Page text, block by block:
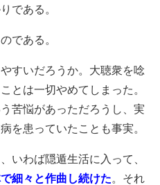
である。
である。
すいだろうか。大聴衆を唸
とは一切やめてしまった。
苦悩があっただろうし、実
を患っていたことも事実。
いわば隠遁生活に入って、
細々と作曲し続けた 。それ